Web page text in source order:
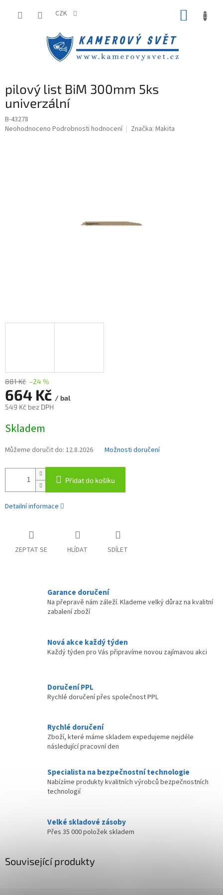
CZK
pilový list BiM 300mm 5ks
univerzální
B-43278
Průměrné
Neohodnoceno Podrobnosti hodnocení Značka: Makita
881 Kč –24 %
664 Kč / bal
549 Kč bez DPH
cena:
Skladem
Můžeme doručit do: 12.8.2026 Možnosti doručení
Přidat do košíku
Detailní informace
ZEPTAT SE HLÍDAT SDÍLET
Garance doručení
Na přepravě nám záleží. Klademe velký důraz na kvalitní
zabalení zboží
Nová akce každý týden
Každý týden pro Vás připravíme novou zajímavou akci
Doručení PPL
Rychlé doručení přes společnost PPL
Rychlé doručení
Zboží, které máme skladem expedujeme nejdéle
následující pracovní den
Specialista na bezpečnostní technologie
Nabízíme produkty kvalitních výrobců bezpečnostních
technologií
Velké skladové zásoby
Přes 35 000 položek skladem
Související produkty